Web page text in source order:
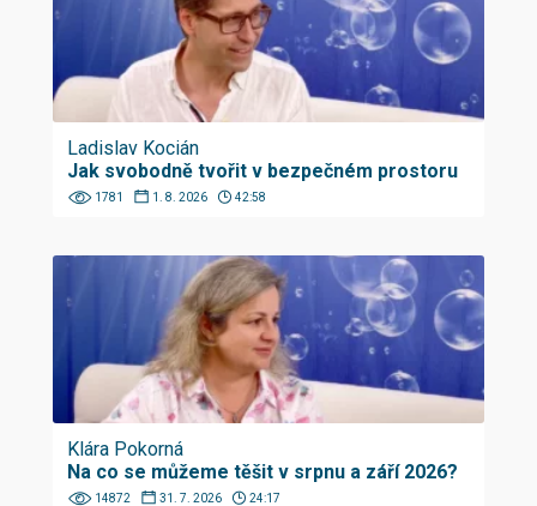
Ladislav Kocián
Jak svobodně tvořit v bezpečném prostoru
1781 1. 8. 2026 42:58
Klára Pokorná
Na co se můžeme těšit v srpnu a září 2026?
14872 31. 7. 2026 24:17